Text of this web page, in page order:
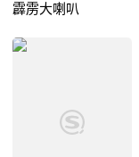
霹雳大喇叭